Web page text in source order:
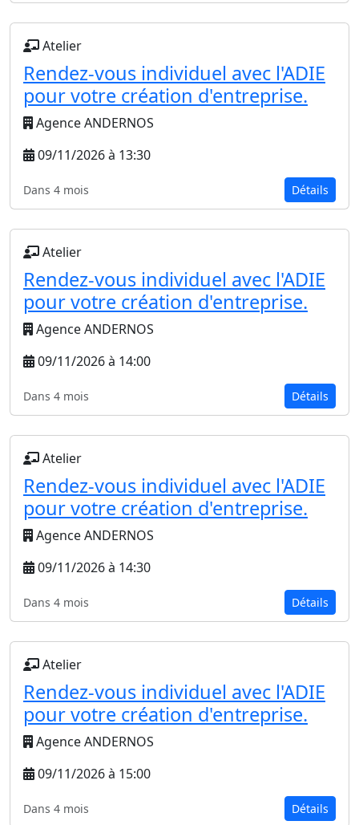
Atelier
Rendez-vous individuel avec l'ADIE
pour votre création d'entreprise.
Agence ANDERNOS
09/11/2026 à 13:30
Dans 4 mois Détails
Atelier
Rendez-vous individuel avec l'ADIE
pour votre création d'entreprise.
Agence ANDERNOS
09/11/2026 à 14:00
Dans 4 mois Détails
Atelier
Rendez-vous individuel avec l'ADIE
pour votre création d'entreprise.
Agence ANDERNOS
09/11/2026 à 14:30
Dans 4 mois Détails
Atelier
Rendez-vous individuel avec l'ADIE
pour votre création d'entreprise.
Agence ANDERNOS
09/11/2026 à 15:00
Dans 4 mois Détails